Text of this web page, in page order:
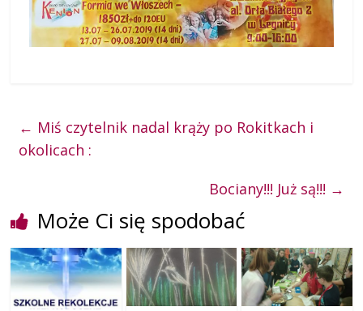
← Miś czytelnik nadal krąży po Rokitkach i
okolicach :
Bociany!!! Już są!!! →
Może Ci się spodobać